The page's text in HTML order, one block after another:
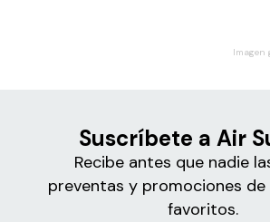
Imagen
Suscríbete a Air
Recibe antes que nadie
preventas y promociones
favoritos.